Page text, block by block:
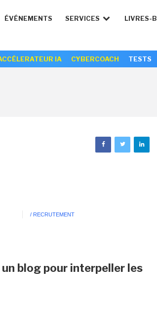
ÉVÉNEMENTS SERVICES LIVRES-
IA CYBERCOACH TESTS
/ RECRUTEMENT
blog pour interpeller les